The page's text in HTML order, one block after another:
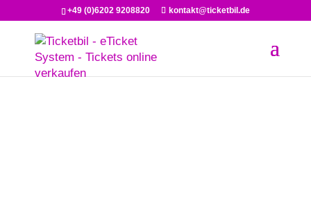
+49 (0)6202 9208820 kontakt@ticketbil.de